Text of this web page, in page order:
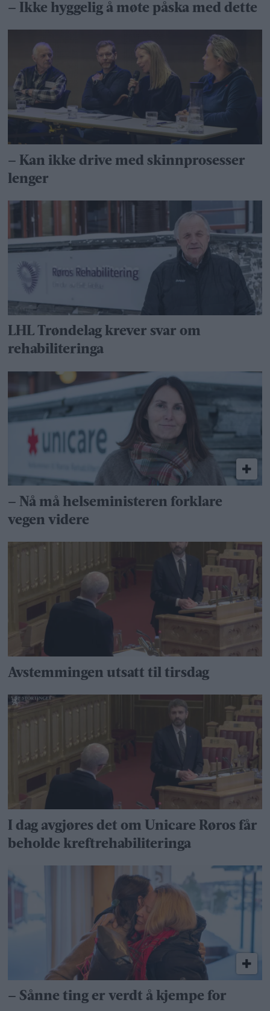
– Ikke hyggelig å møte påska med dette
– Kan ikke drive med skinnprosesser
lenger
LHL Trøndelag krever svar om
rehabiliteringa
– Nå må helseministeren forklare
vegen videre
Avstemmingen utsatt til tirsdag
I dag avgjøres det om Unicare Røros får
beholde kreftrehabiliteringa
– Sånne ting er verdt å kjempe for